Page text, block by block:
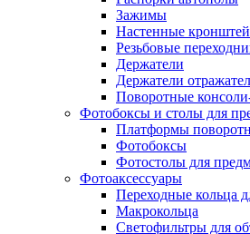
Зажимы
Настенные
Резьбовые
Держатели
Держатели
Поворотные
Фотобоксы и столы для
Платформы
Фотобоксы
Фотостолы для
Фотоаксессуары
Переходные кольца
Макрокольца
Светофильтры для